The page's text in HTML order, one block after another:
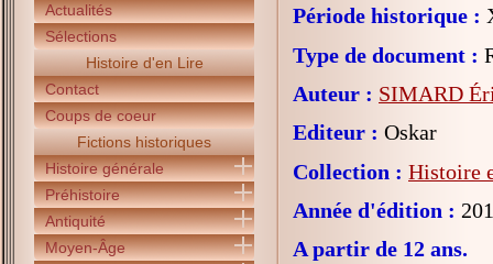
Actualités
Sélections
Histoire d'en Lire
Contact
Coups de coeur
Fictions historiques
Histoire générale
Préhistoire
Antiquité
Moyen-Âge
Période historique :
Type de document :
Auteur : SIMARD
Editeur : Oskar
Collection : Histoire
Année d'édition :
A partir de 12 ans.